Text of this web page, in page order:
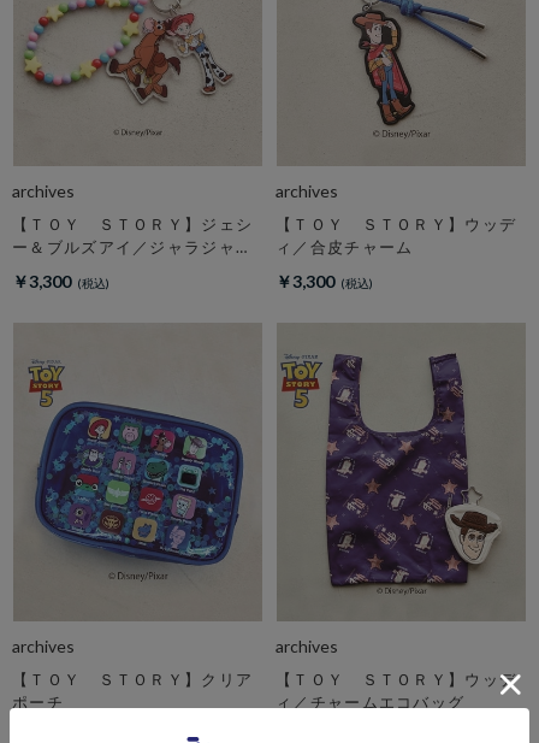
archives
【ＴＯＹ ＳＴＯＲＹ】ジェシ
ー＆ブルズアイ／ジャラジャラ
￥3,300
archives
【ＴＯＹ ＳＴＯＲＹ】ウッデ
ィ／合皮チャーム
￥3,300
archives
【ＴＯＹ ＳＴＯＲＹ】クリア
ポーチ
archives
【ＴＯＹ ＳＴＯＲＹ】ウッデ
ィ／チャームエコバッグ